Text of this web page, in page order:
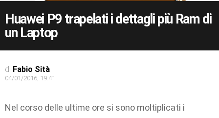
Huawei P9 trapelati i dettagli più Ram di
un Laptop
di Fabio Sità
04/01/2016, 19:41
Nel corso delle ultime ore si sono moltiplicati i